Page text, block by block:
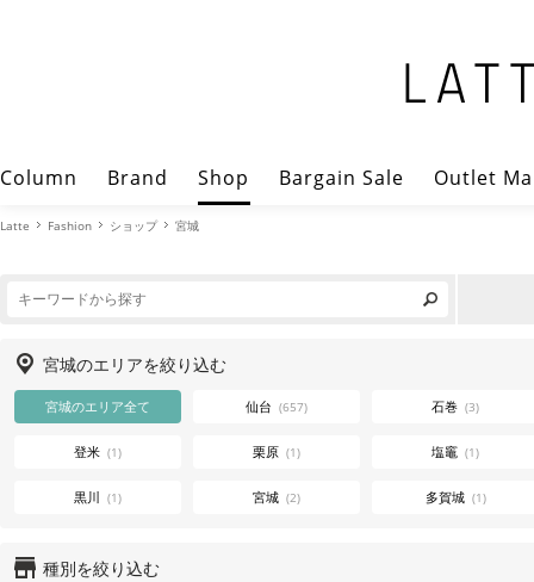
Column Brand Shop Bargain Sale Outlet
Latte Fashion ショップ 宮城
宮城のエリアを絞り込む
宮城のエリア全て 仙台 (657) 石巻 (3)
登米 (1) 栗原 (1) 塩竈 (1)
黒川 (1) 宮城 (2) 多賀城 (1)
種別を絞り込む